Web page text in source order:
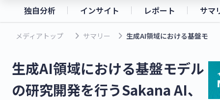
独自分析 インサイト レポート サマ
メディアトップ keyboard_arrow_right サマリー keyboard_arrow_right 生成AI領域における基盤モデ
生成AI領域における基盤モデル
の研究開発を行うSakana AI、